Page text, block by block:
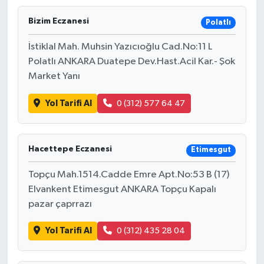
Bizim Eczanesi Polatlı
İstiklal Mah. Muhsin Yazıcıoğlu Cad.No:11 L
Polatlı ANKARA Duatepe Dev.Hast.Acil Kar.- Şok
Market Yanı
Yol Tarifi Al 0 (312) 577 64 47
Hacettepe Eczanesi Etimesgut
Topçu Mah.1514.Cadde Emre Apt.No:53 B (17)
Elvankent Etimesgut ANKARA Topçu Kapalı
pazar çaprrazı
Yol Tarifi Al 0 (312) 435 28 04